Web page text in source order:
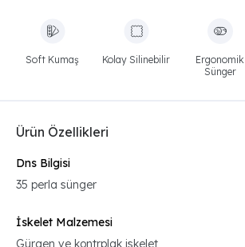
Soft Kumaş Kolay Silinebilir
Ergonomik
Sünger
Ürün Özellikleri
Dns Bilgisi
35 perla sünger
İskelet Malzemesi
Gürgen ve kontrplak iskelet